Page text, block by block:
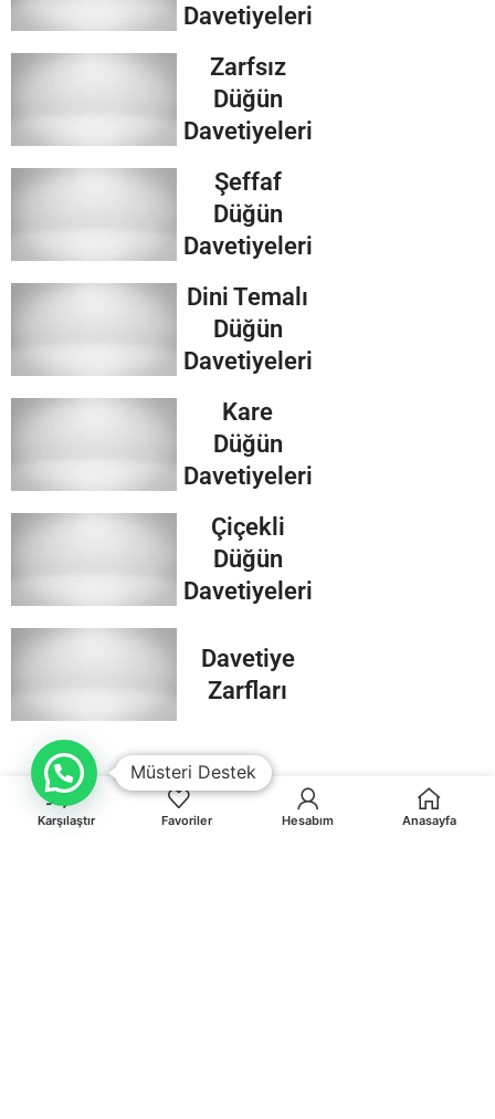
Davetiyeleri
Zarfsız
Düğün
Davetiyeleri
Şeffaf
Düğün
Davetiyeleri
Dini Temalı
Düğün
Davetiyeleri
Kare
Düğün
Davetiyeleri
Çiçekli
Düğün
Davetiyeleri
Davetiye
Zarfları
Karşılaştır Favoriler Hesabım Anasayfa
Müsteri Destek